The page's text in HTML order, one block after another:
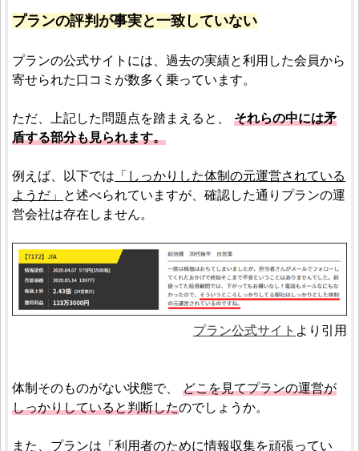
プランの評判が事実と一致していない
プランの公式サイトには、過去の実績と利用した会員から
寄せられた口コミが数多く乗っています。
ただ、上記した問題点を踏まえると、 それらの中には矛
盾する部分も見られます。
例えば、以下では 「しっかりした体制の元運営されている
ようだ」 と述べられていますが、確認した通りプランの運
営会社は存在しません。
プラン公式サイト より引用
体制そのものがない状態で、 どこを見てプランの運営が
しっかりしていると判断したのでしょうか。
また、プランは 「利用者のために情報収集を頑張ってい